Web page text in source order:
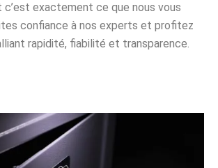
c’est exactement ce que nous vous
confiance à nos experts et profitez
rapidité, fiabilité et transparence.